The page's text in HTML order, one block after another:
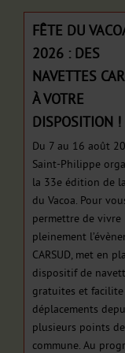
FÊTE DU
2026 : DES
NAVETTES
À VOTRE
DISPOSITION !
Du 7 au 16 août
Saint-Philippe
la 33e édition de
du Vacoa. Pour
permettre de vivre
pleinement
CARSUD, met en
dispositif de
gratuites et facilite
déplacements
plusieurs points
commune. Au
les 18 et 19 août
BRADERIE
DU PORT
DÉVIATION
samedi 15 août
l’avenue
LGO et...
MARATHON